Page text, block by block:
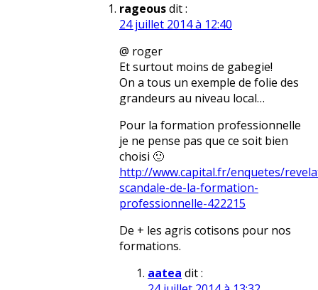
rageousdit :
24 juillet 2014 à 12:40
@ roger
Et surtout moins de gabegie!
On a tous un exemple de folie des
grandeurs au niveau local…
Pour la formation professionnelle
je ne pense pas que ce soit bien
choisi 🙂
http://www.capital.fr/enquetes/
scandale-de-la-formation-
professionnelle-422215
De + les agris cotisons pour nos
formations.
aatea dit :